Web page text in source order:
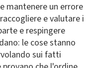
mantenere un errore
e valutare i
e respingere
le cose stanno
sui fatti